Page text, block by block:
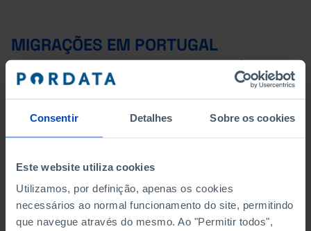
Consentir Detalhes Sobre os cookies
Este website utiliza cookies
Utilizamos, por definição, apenas os cookies
necessários ao normal funcionamento do site, permitindo
que navegue através do mesmo. Ao "Permitir todos",
MIGRAÇÕES EM PORTUGAL
EMIGRANTES PERMANENTES POR NACIONALIDADE
EMIGRANTES POR TIPO E SEXO
EMIGRANTES TEMPORÁRIOS POR GRUPO ETÁRIO